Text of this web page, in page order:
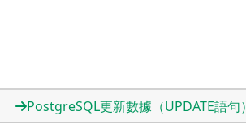
PostgreSQL更新數據（UPDATE語句）